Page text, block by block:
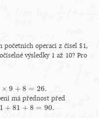
početních operací z čísel $1,
výsledky 1 až 10? Pro
× 9 + 8 = 26.
má přednost před
1 + 81 + 8 = 90.
90.